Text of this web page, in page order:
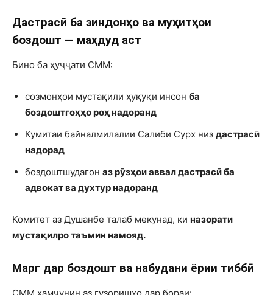
Дастрасӣ ба зиндонҳо ва муҳитҳои
боздошт — маҳдуд аст
Бино ба ҳуҷҷати СММ:
созмонҳои мустақили ҳуқуқи инсон ба
боздоштгоҳҳо роҳ надоранд
Кумитаи байналмилалии Салиби Сурх низ дастрасӣ
надорад
боздоштшудагон аз рӯзҳои аввал дастрасӣ ба
адвокат ва духтур надоранд
Комитет аз Душанбе талаб мекунад, ки назорати
мустақилро таъмин намояд.
Марг дар боздошт ва набудани ёрии тиббӣ